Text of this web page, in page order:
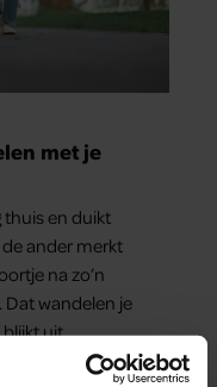
met je
thuis en duikt
ander merkt
na zo’n
Dat wandelen je
uit
de bocht. Er